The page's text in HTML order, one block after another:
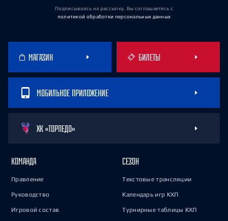
Подписываясь на рассылку, Вы соглашаетесь с
политикой обработки персональных данных
МАГАЗИН БИЛЕТЫ
МОБИЛЬНОЕ ПРИЛОЖЕНИЕ
ХК «ТОРПЕДО»
КОМАНДА
Правление
Руководство
Игровой состав
СЕЗОН
Текстовые трансляции
Календарь игр КХЛ
Турнирные таблицы КХЛ